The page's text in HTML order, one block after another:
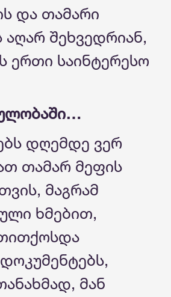
და თამარი
შეხვედრიან,
ერთი საინტერესო
დღემდე ვერ
თამარ მეფის
მაგრამ
ხმებით,
მან